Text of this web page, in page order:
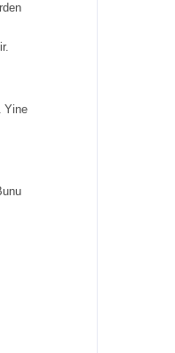
Yine